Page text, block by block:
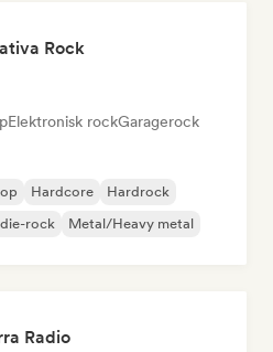
Rock
Elektronisk rockGaragerock
Hardcore
Hardrock
rock Metal/Heavy metal
Radio